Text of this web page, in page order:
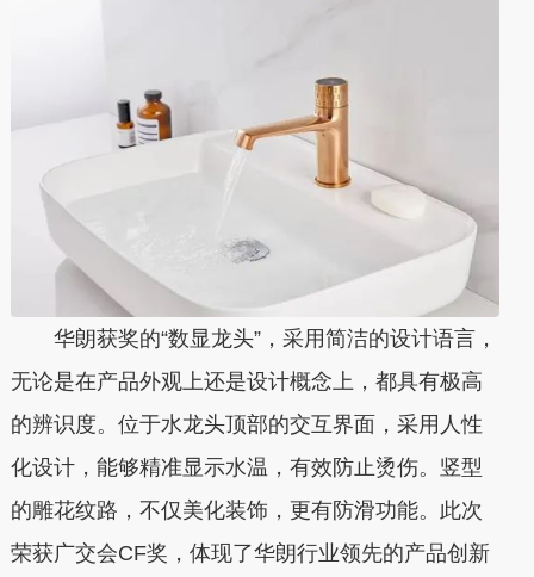
华朗获奖的“数显龙头”，采用简洁的设计语言，
无论是在产品外观上还是设计概念上，都具有极高
的辨识度。位于水龙头顶部的交互界面，采用人性
化设计，能够精准显示水温，有效防止烫伤。竖型
的雕花纹路，不仅美化装饰，更有防滑功能。此次
荣获广交会CF奖，体现了华朗行业领先的产品创新